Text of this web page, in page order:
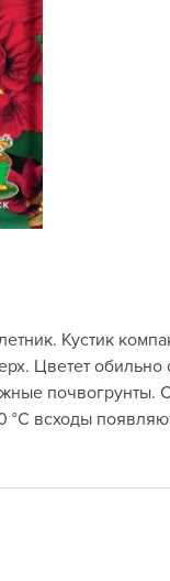
Кустик
Цветет
почвогрунты.
всходы